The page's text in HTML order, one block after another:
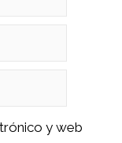
y web